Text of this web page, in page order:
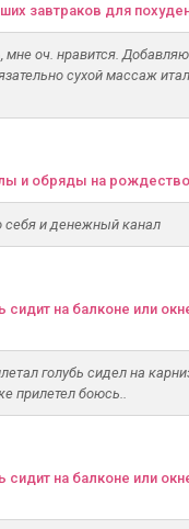
завтраков для
мне оч. нравится.
сухой массаж
и обряды на рождество
себя и денежный канал
сидит на балконе или
голубь сидел на
прилетел боюсь..
сидит на балконе или